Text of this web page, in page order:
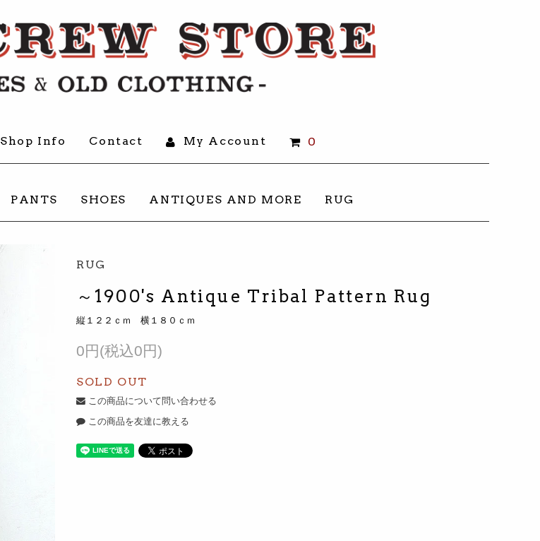
Shop Info Contact My Account 0
PANTS SHOES ANTIQUES AND MORE RUG
RUG
～1900's Antique Tribal Pattern Rug
縦１２２ｃｍ 横１８０ｃｍ
0円(税込0円)
SOLD OUT
この商品について問い合わせる
この商品を友達に教える